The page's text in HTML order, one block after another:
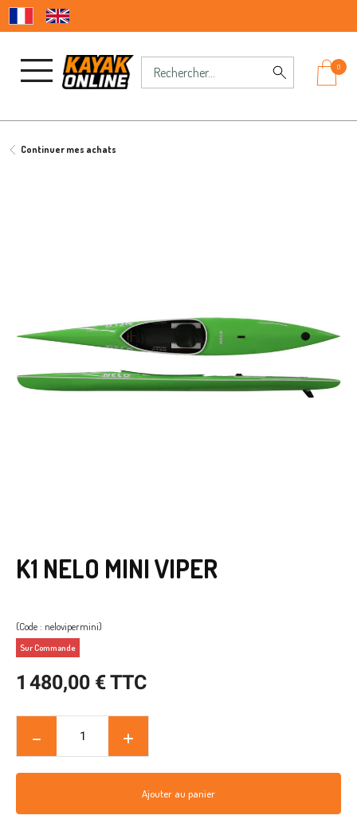
0
Continuer mes achats
K1 NELO MINI VIPER
(Code : nelovipermini)
Sur Commande
1 480,00 € TTC
Ajouter au panier